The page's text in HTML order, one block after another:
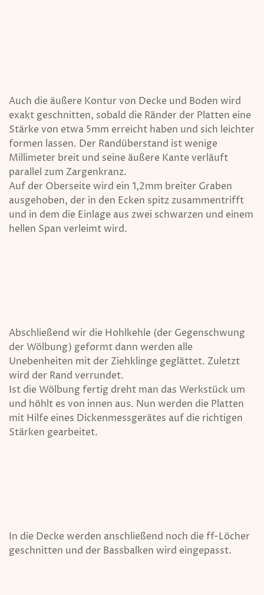
Auch die äußere Kontur von Decke und Boden wird
exakt geschnitten, sobald die Ränder der Platten eine
Stärke von etwa 5mm erreicht haben und sich leichter
formen lassen. Der Randüberstand ist wenige
Millimeter breit und seine äußere Kante verläuft
parallel zum Zargenkranz.
Auf der Oberseite wird ein 1,2mm breiter Graben
ausgehoben, der in den Ecken spitz zusammentrifft
und in dem die Einlage aus zwei schwarzen und einem
hellen Span verleimt wird.
Abschließend wir die Hohlkehle (der Gegenschwung
der Wölbung) geformt dann werden alle
Unebenheiten mit der Ziehklinge geglättet. Zuletzt
wird der Rand verrundet.
Ist die Wölbung fertig dreht man das Werkstück um
und höhlt es von innen aus. Nun werden die Platten
mit Hilfe eines Dickenmessgerätes auf die richtigen
Stärken gearbeitet.
In die Decke werden anschließend noch die ff-Löcher
geschnitten und der Bassbalken wird eingepasst.